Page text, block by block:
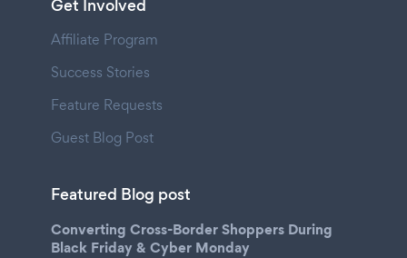
Get Involved
Affiliate Program
Success Stories
Feature Requests
Guest Blog Post
Featured Blog post
Converting Cross-Border Shoppers During
Black Friday & Cyber Monday